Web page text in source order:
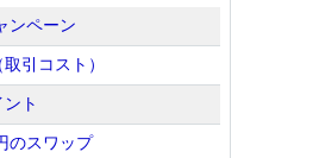
ンペーン
引コスト）
ト
のスワップ